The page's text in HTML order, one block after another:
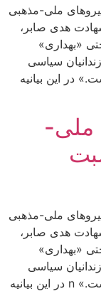
ملی-مذهبی
هدی صابر،
«بهداری»
سیاسی
در این بیانیه
ملی-
ملی-مذهبی
هدی صابر،
«بهداری»
سیاسی
(حتی اعتصاب غذا کرده، چون هدی صابر) نیست.» n در این بیانیه